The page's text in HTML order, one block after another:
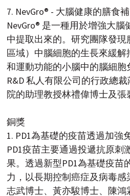
7. NevGro® - 大腦健康的膳食
NevGro® 是一種用於增強大
中提取出來的。研究團隊發現
區域）中腦細胞的生長來緩
和運動功能的小腦中的腦細
R&D 私人有限公司的行政總
院的助理教授林禮偉博士及張
銅獎
1. PD1為基礎的疫苗透過加
PD1疫苗主要通過投遞抗原刺
果。透過新型PD1為基礎疫苗
力，以長期控制癌症及病毒
志武博士、黃亦駿博士、陳鴻